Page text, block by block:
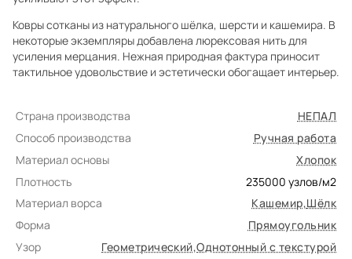
Ковры сотканы из натурального шёлка, шерсти и кашемира. В
некоторые экземпляры добавлена люрексовая нить для
усиления мерцания. Нежная природная фактура приносит
тактильное удовольствие и эстетически обогащает интерьер.
Страна производства
НЕПАЛ
Способ производства
Ручная работа
Материал основы
Хлопок
Плотность
235000 узлов/м2
Материал ворса
Кашемир,Шёлк
Форма
Прямоугольник
Узор
Геометрический,Однотонный с текстурой